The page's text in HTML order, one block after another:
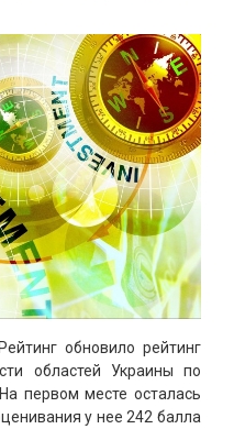
обновило рейтинг
областей Украины по
первом месте осталась
у нее 242 балла